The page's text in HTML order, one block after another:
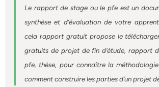
Le rapport de stage ou le pfe est un
synthèse et d’évaluation de votre
cela rapport gratuit propose le
gratuits de projet de fin d’étude, rapport
pfe, thèse, pour connaître la
comment construire les parties d’un projet